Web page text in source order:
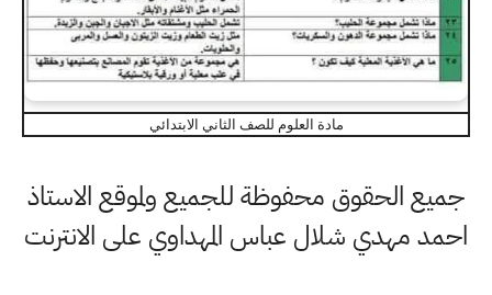
مادة العلوم للصف الثاني الابتدائي
جميع الحقوق محفوظة للجميع ولموقع الاستاذ
احمد مهدي شلال عباس المهداوي على الانترنت